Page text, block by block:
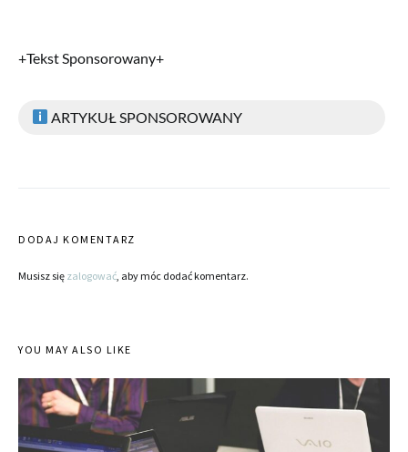
+Tekst Sponsorowany+
ARTYKUŁ SPONSOROWANY
DODAJ KOMENTARZ
Musisz się zalogować , aby móc dodać komentarz.
YOU MAY ALSO LIKE